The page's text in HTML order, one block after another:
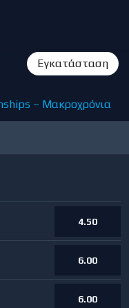
Εγκατάσταση
– Μακροχρόνια
4.50
6.00
6.00